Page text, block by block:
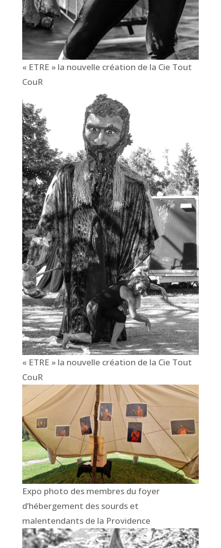
« ETRE » la nouvelle création de la Cie Tout
CouR
« ETRE » la nouvelle création de la Cie Tout
CouR
Expo photo des membres du foyer
d’hébergement des sourds et
malentendants de la Providence